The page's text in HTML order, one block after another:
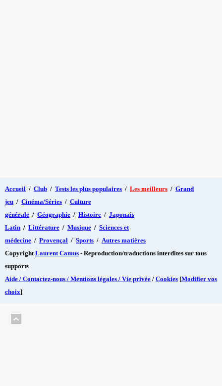
Accueil / Club / Tests les plus populaires / Les meilleurs / Grand
jeu / Cinéma/Séries / Culture
générale / Géographie / Histoire / Japonais
Latin / Littérature / Musique / Sciences et
médecine / Provençal / Sports / Autres matières
Copyright Laurent Camus - Reproduction/traductions interdites sur tous
supports
Aide / Contactez-nous / Mentions légales / Vie privée / Cookies [Modifier vos
choix]